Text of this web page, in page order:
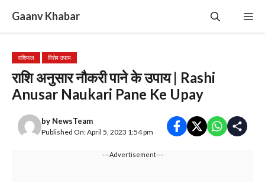
content
Gaanv Khabar
राशिफल विशेष उपाय
राशि अनुसार नौकरी पाने के उपाय | Rashi
Anusar Naukari Pane Ke Upay
by NewsTeam
Published On: April 5, 2023 1:54 pm
---Advertisement---